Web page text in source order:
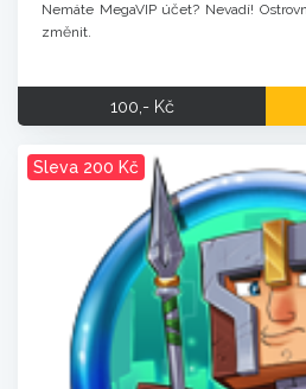
Nemáte MegaVIP účet? Nevadí!
změnit.
100,- Kč
Sleva 200 Kč